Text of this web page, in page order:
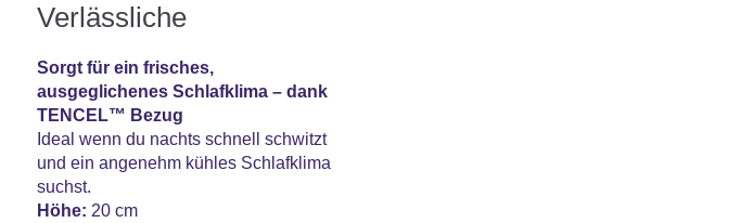
Verlässliche
Sorgt für ein frisches,
ausgeglichenes Schlafklima – dank
TENCEL™ Bezug
Ideal wenn du nachts schnell schwitzt
und ein angenehm kühles Schlafklima
suchst.
Höhe: 20 cm